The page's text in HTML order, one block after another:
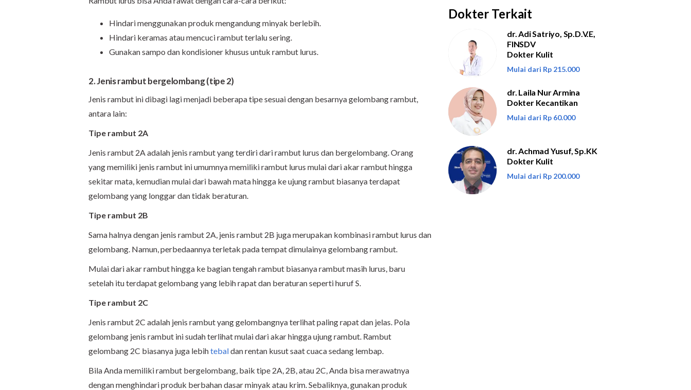
Hindari menggunakan produk mengandung minyak berlebih.
Hindari keramas atau mencuci rambut terlalu sering.
Gunakan sampo dan kondisioner khusus untuk rambut lurus.
2. Jenis rambut bergelombang (tipe 2)
Jenis rambut ini dibagi lagi menjadi beberapa tipe sesuai dengan besarnya gelombang rambut,
antara lain:
Tipe rambut 2A
Jenis rambut 2A adalah jenis rambut yang terdiri dari rambut lurus dan bergelombang. Orang
yang memiliki jenis rambut ini umumnya memiliki rambut lurus mulai dari akar rambut hingga
sekitar mata, kemudian mulai dari bawah mata hingga ke ujung rambut biasanya terdapat
gelombang yang longgar dan tidak beraturan.
Tipe rambut 2B
Sama halnya dengan jenis rambut 2A, jenis rambut 2B juga merupakan kombinasi rambut lurus dan
gelombang. Namun, perbedaannya terletak pada tempat dimulainya gelombang rambut.
Mulai dari akar rambut hingga ke bagian tengah rambut biasanya rambut masih lurus, baru
setelah itu terdapat gelombang yang lebih rapat dan beraturan seperti huruf S.
Tipe rambut 2C
Jenis rambut 2C adalah jenis rambut yang gelombangnya terlihat paling rapat dan jelas. Pola
gelombang jenis rambut ini sudah terlihat mulai dari akar hingga ujung rambut. Rambut
gelombang 2C biasanya juga lebihtebaldan rentan kusut saat cuaca sedang lembap.
Bila Anda memiliki rambut bergelombang, baik tipe 2A, 2B, atau 2C, Anda bisa merawatnya
dengan menghindari produk berbahan dasar minyak atau krim. Sebaliknya, gunakan produk
Dokter Terkait